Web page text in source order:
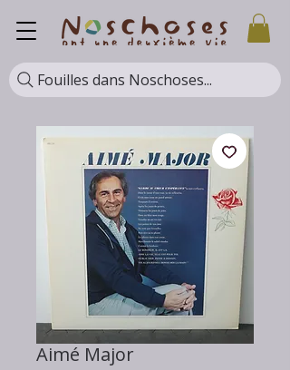
Fouilles dans Noschoses...
Aimé Major